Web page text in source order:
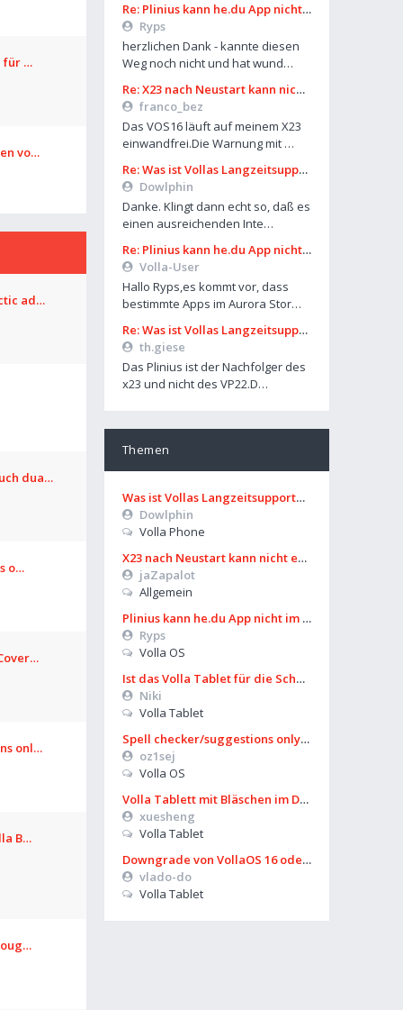
Re: Plinius kann he.du App nicht im Playstore finden
Ryps
herzlichen Dank - kannte diesen
Weg noch nicht und hat wund…
Re: X23 nach Neustart kann nicht entsperrt werden
franco_bez
Das VOS16 läuft auf meinem X23
einwandfrei.Die Warnung mit …
Re: Was ist Vollas Langzeitsupportplan?
Dowlphin
Danke. Klingt dann echt so, daß es
einen ausreichenden Inte…
Re: Plinius kann he.du App nicht im Playstore finden
Volla-User
Hallo Ryps,es kommt vor, dass
bestimmte Apps im Aurora Stor…
Re: Was ist Vollas Langzeitsupportplan?
th.giese
Das Plinius ist der Nachfolger des
x23 und nicht des VP22.D…
Themen
Was ist Vollas Langzeitsupportplan?
Dowlphin
Volla Phone
X23 nach Neustart kann nicht entsperrt werden
jaZapalot
Allgemein
Plinius kann he.du App nicht im Playstore finden
Ryps
Volla OS
Ist das Volla Tablet für die Schule zu gebrauchen?
Niki
Volla Tablet
Spell checker/suggestions only works in some settings
oz1sej
Volla OS
Volla Tablett mit Bläschen im Display?
xuesheng
Volla Tablet
Downgrade von VollaOS 16 oder Formatierung von Userdata (aus UT)
vlado-do
Volla Tablet
für …
vo…
ad…
dua…
o…
onl…
B…